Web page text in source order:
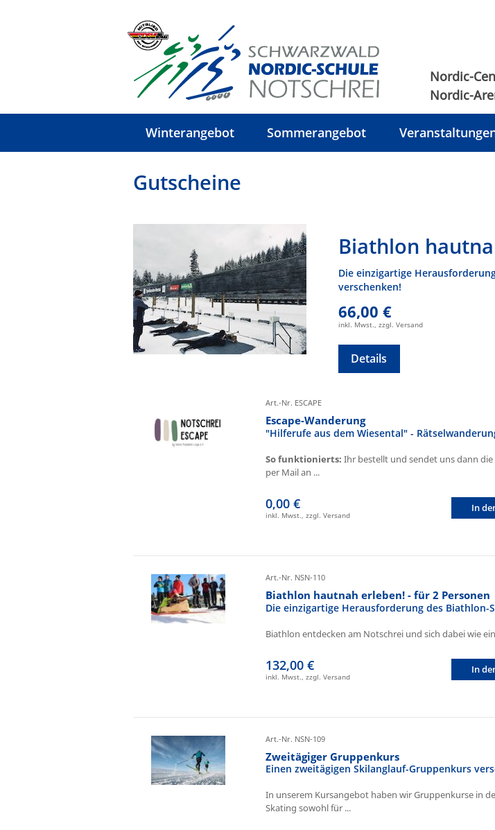
Nordic-
Nordic-
Winterangebot Sommerangebot
Gutscheine
Biathlon
Die einzigartige
verschenken!
66,00 €
inkl. Mwst., zzgl. Versand
Details
Art.-Nr. ESCAPE
Escape-Wanderung
"Hilferufe aus dem Wiesental" -
So funktionierts: Ihr bestellt und sendet uns dann
per Mail an ...
0,00 €
inkl. Mwst., zzgl. Versand
In
Art.-Nr. NSN-110
Biathlon hautnah erleben! - für 2 Personen
Die einzigartige Herausforderung des Biathlon-
Biathlon entdecken am Notschrei und sich dabei wie
132,00 €
inkl. Mwst., zzgl. Versand
In
Art.-Nr. NSN-109
Zweitägiger Gruppenkurs
Einen zweitägigen Skilanglauf-Gruppenkurs
In unserem Kursangebot haben wir Gruppenkurse in
Skating sowohl für ...